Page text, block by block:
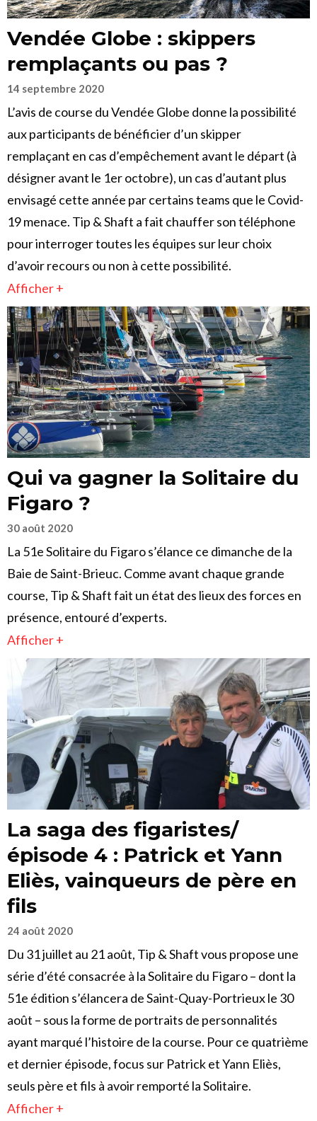
Vendée Globe : skippers
remplaçants ou pas ?
14 septembre 2020
L’avis de course du Vendée Globe donne la possibilité
aux participants de bénéficier d’un skipper
remplaçant en cas d’empêchement avant le départ (à
désigner avant le 1er octobre), un cas d’autant plus
envisagé cette année par certains teams que le Covid-
19 menace. Tip & Shaft a fait chauffer son téléphone
pour interroger toutes les équipes sur leur choix
d’avoir recours ou non à cette possibilité.
Afficher +
Qui va gagner la Solitaire du
Figaro ?
30 août 2020
La 51e Solitaire du Figaro s’élance ce dimanche de la
Baie de Saint-Brieuc. Comme avant chaque grande
course, Tip & Shaft fait un état des lieux des forces en
présence, entouré d’experts.
Afficher +
La saga des figaristes/
épisode 4 : Patrick et Yann
Eliès, vainqueurs de père en
fils
24 août 2020
Du 31 juillet au 21 août, Tip & Shaft vous propose une
série d’été consacrée à la Solitaire du Figaro – dont la
51e édition s’élancera de Saint-Quay-Portrieux le 30
août – sous la forme de portraits de personnalités
ayant marqué l’histoire de la course. Pour ce quatrième
et dernier épisode, focus sur Patrick et Yann Eliès,
seuls père et fils à avoir remporté la Solitaire.
Afficher +